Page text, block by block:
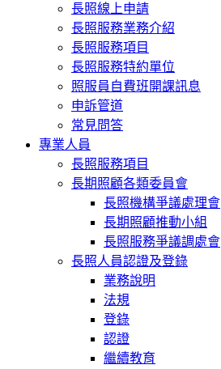
長照線上申請
長照服務業務介紹
長照服務項目
長照服務特約單位
照服員自費班開課訊息
申訴管道
常見問答
專業人員
長照服務項目
長期照顧各類委員會
長照機構爭議處理會
長期照顧推動小組
長照服務爭議調處會
長照人員認證及登錄
業務說明
法規
登錄
認證
繼續教育